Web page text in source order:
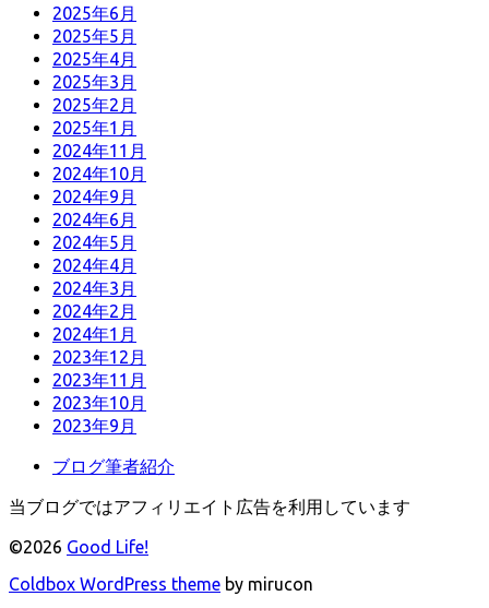
2025年6月
2025年5月
2025年4月
2025年3月
2025年2月
2025年1月
2024年11月
2024年10月
2024年9月
2024年6月
2024年5月
2024年4月
2024年3月
2024年2月
2024年1月
2023年12月
2023年11月
2023年10月
2023年9月
ブログ筆者紹介
当ブログではアフィリエイト広告を利用しています
©2026 Good Life!
Coldbox WordPress theme by mirucon